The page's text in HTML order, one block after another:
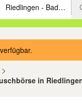
mit den
oder Ort eingeben.
in